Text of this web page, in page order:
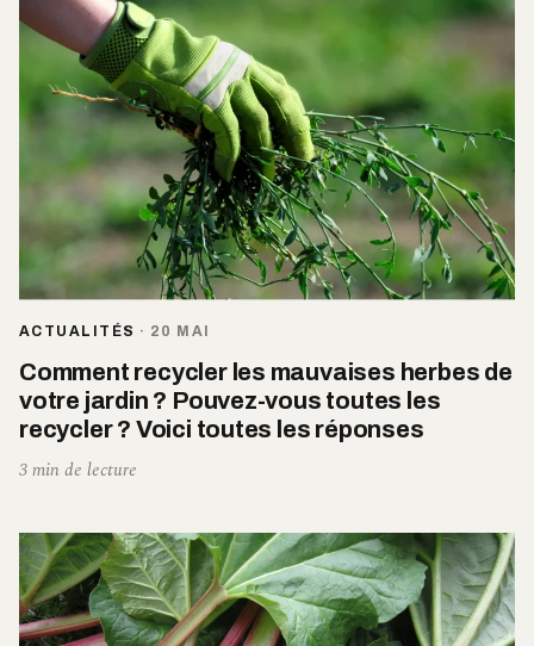
ACTUALITÉS · 20 MAI
Comment recycler les mauvaises herbes de
votre jardin ? Pouvez-vous toutes les
recycler ? Voici toutes les réponses
3 min de lecture